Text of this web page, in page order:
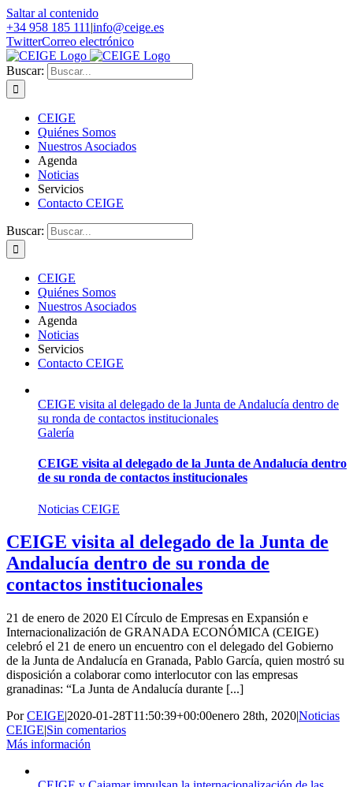
Saltar al contenido
+34 958 185 111 |info@ceige.es
TwitterCorreo electrónico
Buscar:
CEIGE
Quiénes Somos
Nuestros Asociados
Agenda
Noticias
Servicios
Contacto CEIGE
Buscar:
CEIGE
Quiénes Somos
Nuestros Asociados
Agenda
Noticias
Servicios
Contacto CEIGE
CEIGE visita al delegado de la Junta de Andalucía dentro de
su ronda de contactos institucionales
Galería
CEIGE visita al delegado de la Junta de Andalucía dentro
de su ronda de contactos institucionales
Noticias CEIGE
CEIGE visita al delegado de la Junta de
Andalucía dentro de su ronda de
contactos institucionales
21 de enero de 2020 El Círculo de Empresas en Expansión e
Internacionalización de GRANADA ECONÓMICA (CEIGE)
celebró el 21 de enero un encuentro con el delegado del Gobierno
de la Junta de Andalucía en Granada, Pablo García, quien mostró su
disposición a colaborar como interlocutor con las empresas
granadinas: “La Junta de Andalucía durante [...]
PorCEIGE|2020-01-28T11:50:39+00:00enero 28th, 2020|Noticias
CEIGE|Sin comentarios
Más información